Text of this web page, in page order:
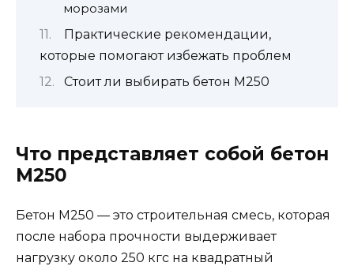
морозами
Практические рекомендации,
которые помогают избежать проблем
Стоит ли выбирать бетон М250
Что представляет собой бетон
М250
Бетон М250 — это строительная смесь, которая
после набора прочности выдерживает
нагрузку около 250 кгс на квадратный